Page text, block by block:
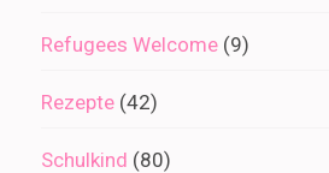
Refugees Welcome (9)
Rezepte (42)
Schulkind (80)